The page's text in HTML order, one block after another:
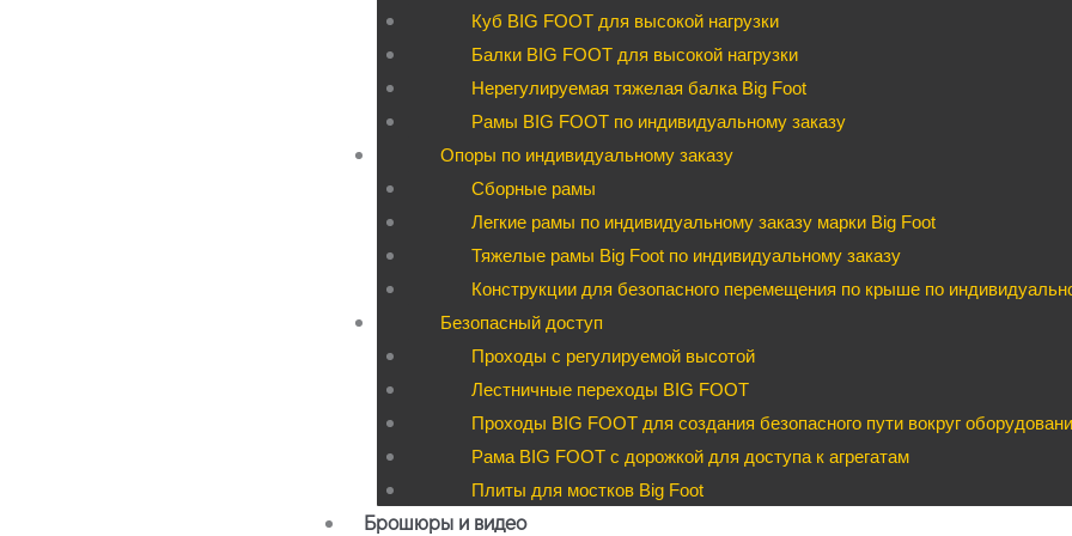
Куб BIG FOOT для высокой нагрузки
Балки BIG FOOT для высокой нагрузки
Нерегулируемая тяжелая балка Big Foot
Рамы BIG FOOT по индивидуальному заказу
Опоры по индивидуальному заказу
Сборные рамы
Легкие рамы по индивидуальному заказу марки Big Foot
Тяжелые рамы Big Foot по индивидуальному заказу
Конструкции для безопасного перемещения по крыше по
Безопасный доступ
Проходы с регулируемой высотой
Лестничные переходы BIG FOOT
Проходы BIG FOOT для создания безопасного пути вокруг
Рама BIG FOOT с дорожкой для доступа к агрегатам
Плиты для мостков Big Foot
Брошюры и видео